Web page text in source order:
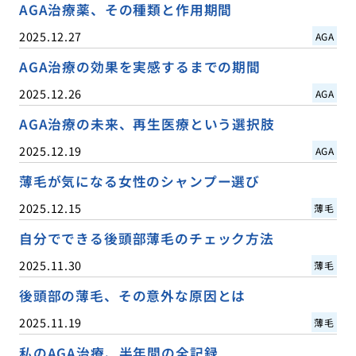
AGA治療薬、その種類と作用期間
2025.12.27 AGA
AGA治療の効果を実感するまでの期間
2025.12.26 AGA
AGA治療の未来、再生医療という選択肢
2025.12.19 AGA
薄毛が気になる女性のシャンプー選び
2025.12.15 薄毛
自分でできる後頭部薄毛のチェック方法
2025.11.30 薄毛
後頭部の薄毛、その意外な原因とは
2025.11.19 薄毛